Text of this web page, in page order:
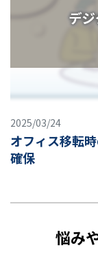
2025/03/24
オフィス移転
確保
悩み